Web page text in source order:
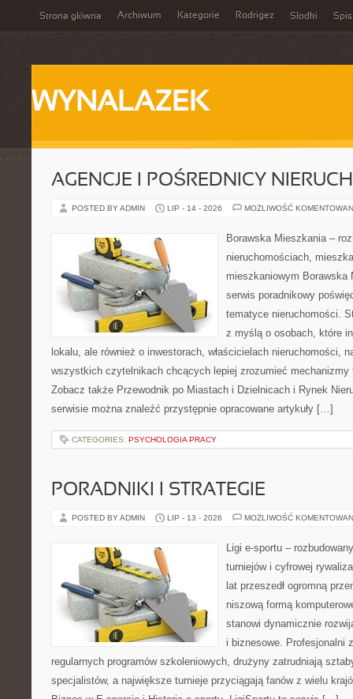
Strona główna Archiwum Kategorie Rodrigez Słodki Spis
WYNALAZEK
AGENCJE I POŚREDNICY
POSTED BY ADMIN LIP - 14 - 2026 MOŻLIWOŚĆ
Borawska Mieszkania –
nieruchomościach,
mieszkaniowym Borawska
serwis poradnikowy
tematyce nieruchomości.
z myślą o osobach, które
lokalu, ale również o inwestorach, właścicielach nieruchomości,
wszystkich czytelnikach chcących lepiej zrozumieć mechanizmy
Zobacz także Przewodnik po Miastach i Dzielnicach i Rynek
serwisie można znaleźć przystępnie opracowane artykuły […]
CATEGORIES: PSYCHOLOGIA PRACY
PORADNIKI I STRATEGIE
POSTED BY ADMIN LIP - 13 - 2026 MOŻLIWOŚĆ
Ligi e-sportu –
turniejów i cyfrowej
lat przeszedł ogromną
niszową formą
stanowi dynamicznie
i biznesowe. Profesjonalni
regularnych programów szkoleniowych, drużyny zatrudniają
specjalistów, a największe turnieje przyciągają fanów z wielu